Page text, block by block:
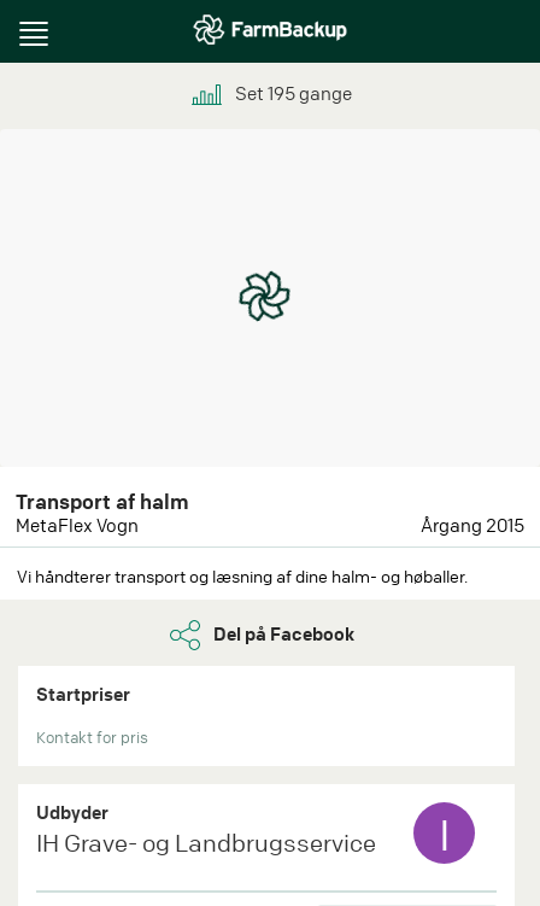
Toggle
Set 195gange
Transport af halm
MetaFlex Vogn Årgang 2015
Vi håndterer transport og læsning af dine halm- og høballer.
Del på Facebook
Startpriser
Kontakt for pris
Udbyder
IH Grave- og Landbrugsservice I